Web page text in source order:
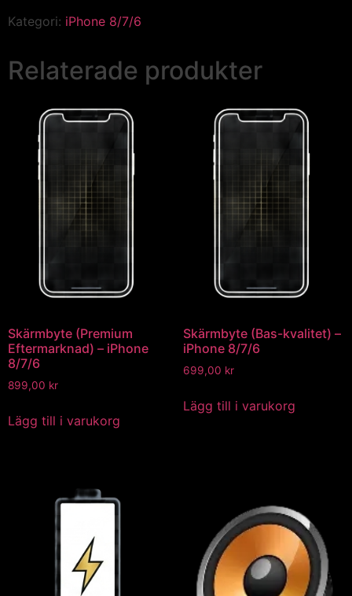
Kategori: iPhone 8/7/6
Relaterade produkter
Skärmbyte (Premium
Eftermarknad) – iPhone
8/7/6
899,00 kr
Lägg till i varukorg
Skärmbyte (Bas-kvalitet) –
iPhone 8/7/6
699,00 kr
Lägg till i varukorg